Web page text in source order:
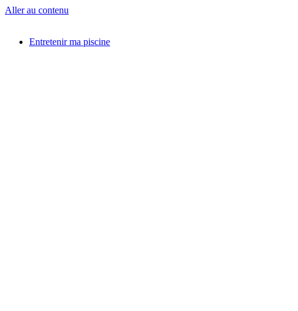
Aller au contenu
Entretenir ma piscine